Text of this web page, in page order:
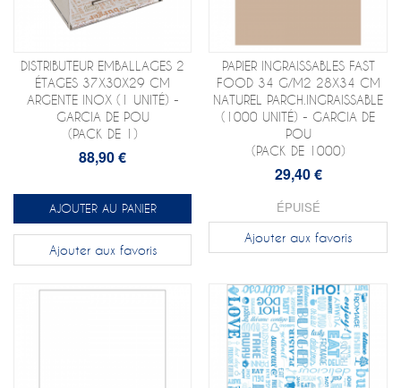
DISTRIBUTEUR EMBALLAGES 2
ÉTAGES 37X30X29 CM
ARGENTE INOX (1 UNITÉ) -
GARCIA DE POU
(PACK DE 1)
88,90 €
AJOUTER AU PANIER
Ajouter aux favoris
PAPIER INGRAISSABLES FAST
FOOD 34 G/M2 28X34 CM
NATUREL PARCH.INGRAISSABLE
(1000 UNITÉ) - GARCIA DE
POU
(PACK DE 1000)
29,40 €
ÉPUISÉ
Ajouter aux favoris